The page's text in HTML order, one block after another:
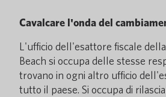
Cavalcare l'onda del
L'ufficio dell'esattore fiscale
Beach si occupa delle stesse
trovano in ogni altro ufficio
tutto il paese. Si occupa di